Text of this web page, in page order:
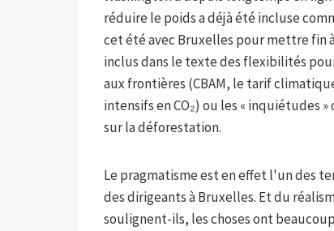
réduire le poids a déjà été incluse
cet été avec Bruxelles pour mettre fin
inclus dans le texte des flexibilités
aux frontières (CBAM, le tarif
intensifs en CO₂) ou les « inquiétudes
sur la déforestation.
Le pragmatisme est en effet l'un des
des dirigeants à Bruxelles. Et du
soulignent-ils, les choses ont